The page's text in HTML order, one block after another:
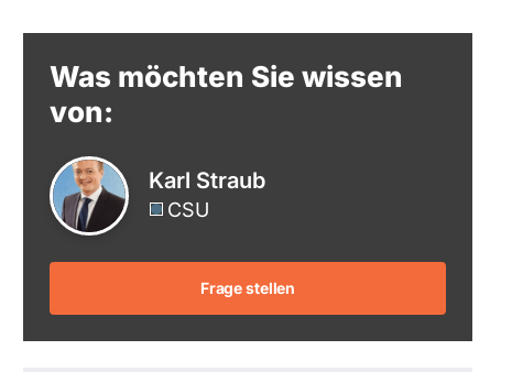
Was möchten Sie wissen
von:
Karl Straub
CSU
Frage stellen